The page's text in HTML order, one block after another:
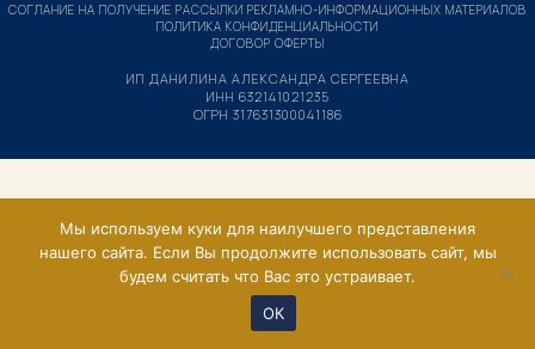
ИП ДАНИЛИНА АЛЕКСАНДРА СЕРГЕЕВНА
ИНН 632141021235
ОГРН 317631300041186
СОГЛАНИЕ НА ПОЛУЧЕНИЕ РАССЫЛКИ РЕКЛАМНО-ИНФОРМАЦИОННЫХ МАТЕРИАЛОВ
ПОЛИТИКА КОНФИДЕНЦИАЛЬНОСТИ
ДОГОВОР ОФЕРТЫ
Мы используем куки для наилучшего представления
нашего сайта. Если Вы продолжите использовать сайт, мы
будем считать что Вас это устраивает.
ОК